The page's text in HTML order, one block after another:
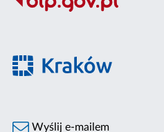
Wyślij e-mailem